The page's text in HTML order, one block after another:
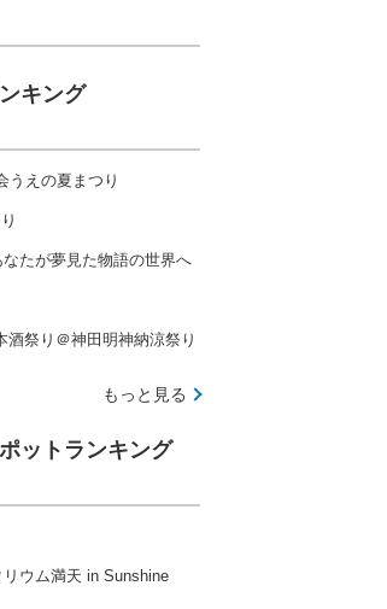
キング
うえの夏まつり
なたが夢見た物語の世界へ
祭り＠神田明神納涼祭り
もっと見る
ットランキング
ウム満天 in Sunshine